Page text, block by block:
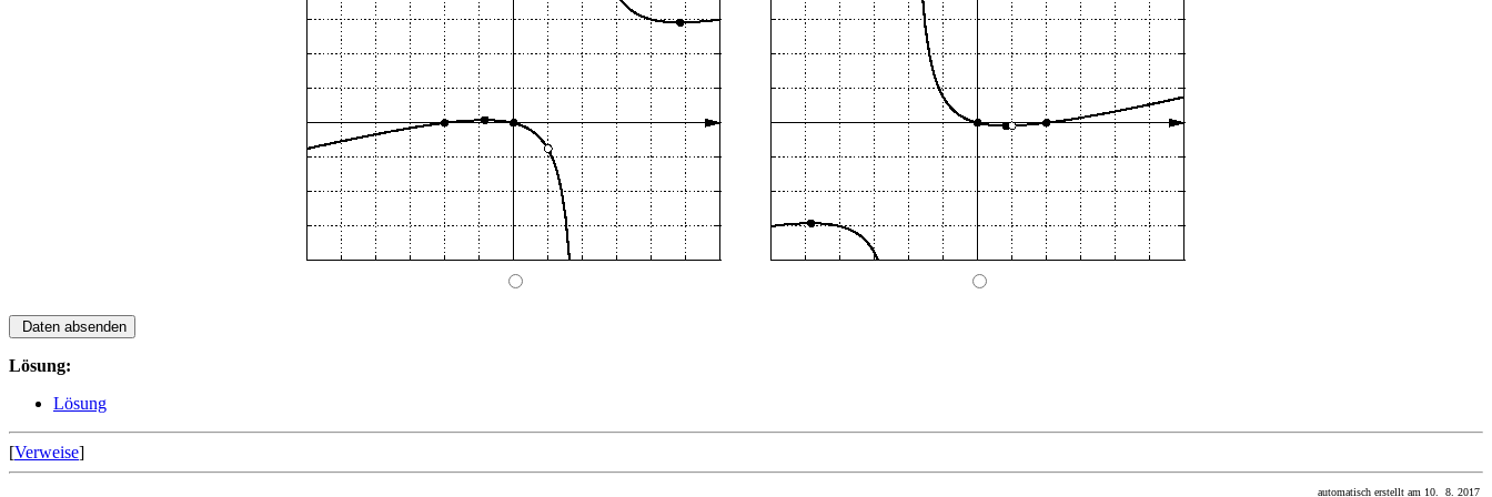
Lösung:
Lösung
[Verweise]
automatisch erstellt am 10. 8. 2017